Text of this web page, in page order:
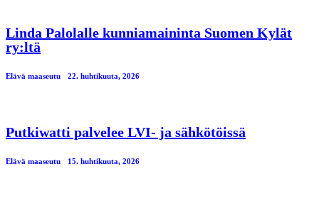
Linda Palolalle kunniamaininta Suomen Kylät
ry:ltä
Elävä maaseutu 22. huhtikuuta, 2026
Putkiwatti palvelee LVI- ja sähkötöissä
Elävä maaseutu 15. huhtikuuta, 2026